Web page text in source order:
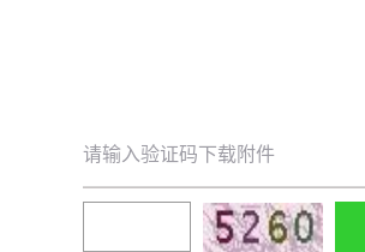
请输入验证码下载附件